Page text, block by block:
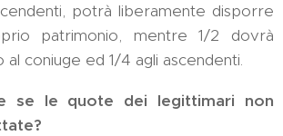
potrà liberamente disporre
patrimonio, mentre 1/2 dovrà
coniuge ed 1/4 agli ascendenti.
se le quote dei legittimari non